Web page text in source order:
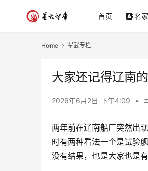
首页 名
Home 军武专栏
大家还记得辽南
2026年6月2日 下午4:09 •
两年前在辽南船厂突然出
时有两种看法一个是试验
没有结果，也是大家也是